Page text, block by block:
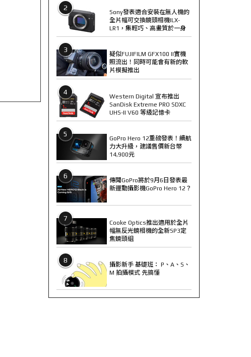
2
Sony發表適合安裝在無人機的
全片幅可交換鏡頭相機ILX-
LR1，集輕巧、高畫質於一身
3
疑似FUJIFILM GFX100 II實機
照流出！同時可能會有新的軟
片模擬推出
4
Western Digital 宣布推出
SanDisk Extreme PRO SDXC
UHS-II V60 等級記憶卡
5
GoPro Hero 12重磅發表！續航
力大升級，建議售價新台幣
14,900元
6
傳聞GoPro將於9月6日發表最
新運動攝影機GoPro Hero 12？
7
Cooke Optics推出適用於全片
幅無反光鏡相機的全新SP3定
焦鏡頭組
8
攝影新手 基礎班： P、A、S、
M 拍攝模式 先搞懂